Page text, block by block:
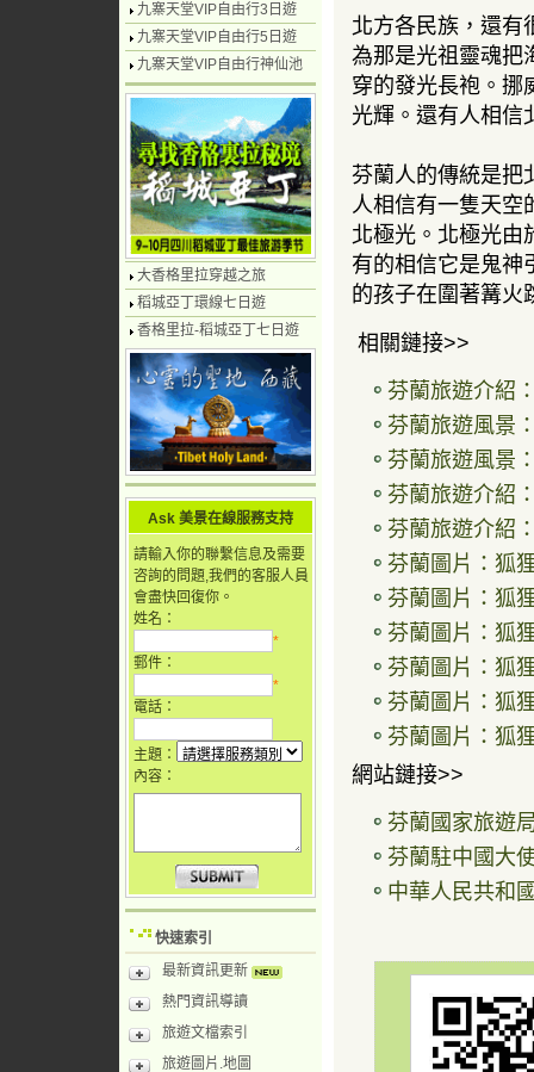
北方各民族，還有
為那是光祖靈魂把
穿的發光長袍。挪
光輝。還有人相信
芬蘭人的傳統是把
人相信有一隻天空
北極光。北極光由
有的相信它是鬼神
的孩子在圍著篝火
相關鏈接>>
芬蘭旅遊介紹
芬蘭旅遊風景
芬蘭旅遊風景
芬蘭旅遊介紹
芬蘭旅遊介紹
芬蘭圖片：狐
芬蘭圖片：狐
芬蘭圖片：狐
芬蘭圖片：狐
芬蘭圖片：狐
芬蘭圖片：狐
網站鏈接>>
芬蘭國家旅遊
芬蘭駐中國大
中華人民共和
九寨天堂VIP自由行3日遊
九寨天堂VIP自由行5日遊
九寨天堂VIP自由行神仙池
大香格里拉穿越之旅
稻城亞丁環線七日遊
香格里拉-稻城亞丁七日遊
Ask 美景在線服務支持
請輸入你的聯繫信息及需要
咨詢的問題,我們的客服人員
會盡快回復你。
姓名：
*
郵件：
*
電話：
主題：
內容：
快速索引
最新資訊更新
熱門資訊導讀
旅遊文檔索引
旅遊圖片.地圖